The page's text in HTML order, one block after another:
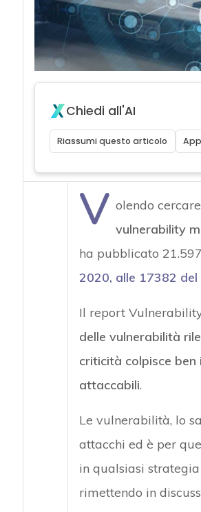
Chiedi all'AI
Riassumi questo articolo
V olendo
vulnerability
ha pubblicato
2020, alle 17382
Il report
delle vulnerabilità
criticità colpisce
attaccabili.
Le vulnerabilità, lo
attacchi ed è per
in qualsiasi
rimettendo in